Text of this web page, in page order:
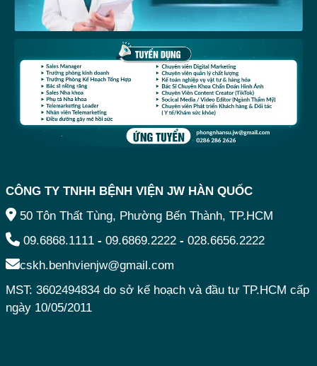
CÔNG TY TNHH BỆNH VIỆN JW HÀN QUỐC
50 Tôn Thất Tùng, Phường Bến Thành, TP.HCM
09.6868.1111 - 09.6869.2222 - 028.6656.2222
cskh.benhvienjw@gmail.com
MST: 3602494834 do sở kế hoạch và đầu tư TP.HCM cấp
ngày 10/05/2011